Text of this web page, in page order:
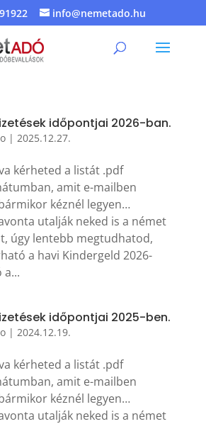
info@nemetado.hu
időpontjai 2026-ban.
| 2025.12.27.
kérheted a listát .pdf
amit e-mailben
kéznél legyen…
utalják neked is a német
úgy lentebb megtudhatod,
a havi Kindergeld 2026-
a...
időpontjai 2025-ben.
| 2024.12.19.
kérheted a listát .pdf
amit e-mailben
kéznél legyen…
utalják neked is a német